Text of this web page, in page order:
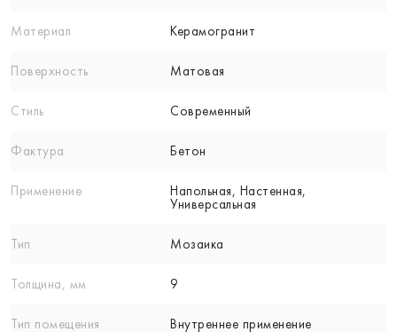
Материал Керамогранит
Поверхность Матовая
Стиль Современный
Фактура Бетон
Применение
Напольная, Настенная,
Универсальная
Тип Мозаика
Толщина, мм 9
Тип помещения Внутреннее применение